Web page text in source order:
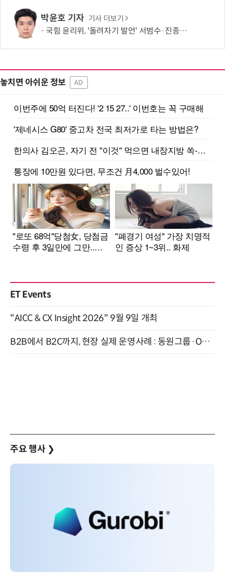
박윤호 기자 기사 더보기
국힘 윤리위, '돌려차기 발언' 서범수·진종오 징계 절차 개시
놓치면 아쉬운 정보 AD
ET Events
"AICC & CX Insight 2026" 9월 9일 개최
B2B에서 B2C까지, 현장 실제 운영사례 : 동원그룹·OCI·다이닝브랜즈그룹·당근 (8/27)
주요 행사 ❯